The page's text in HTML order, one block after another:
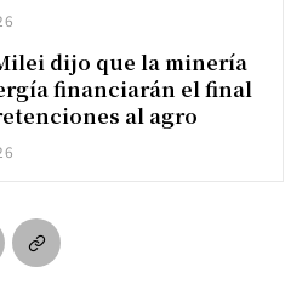
dijo que la minería
financiarán el final
al agro